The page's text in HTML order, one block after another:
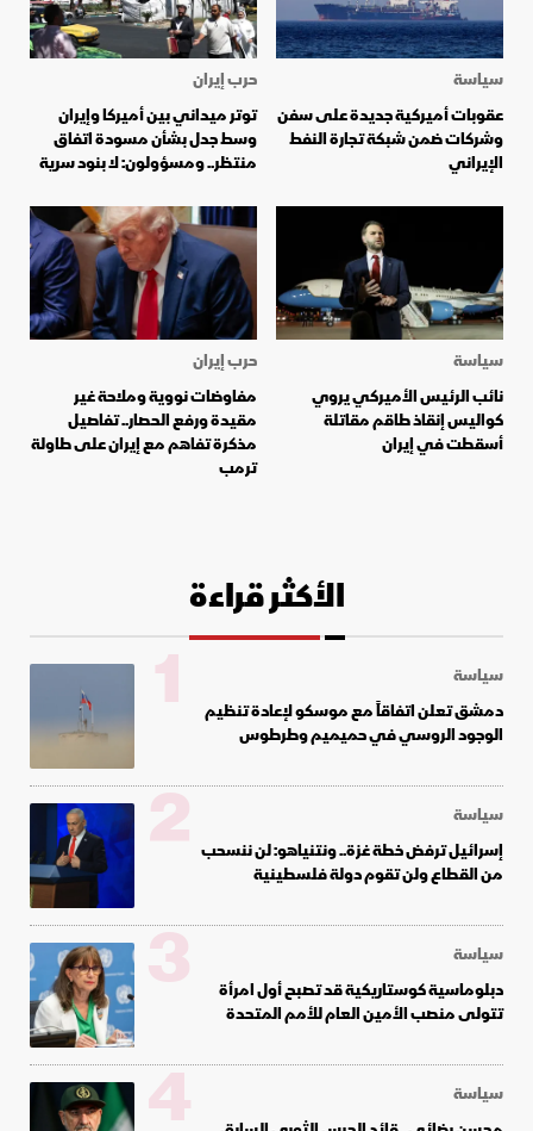
سياسة
عقوبات أميركية جديدة على سفن
وشركات ضمن شبكة تجارة النفط
الإيراني
حرب إيران
توتر ميداني بين أميركا وإيران
وسط جدل بشأن مسودة اتفاق
منتظر.. ومسؤولون: لا بنود سرية
سياسة
نائب الرئيس الأميركي يروي
كواليس إنقاذ طاقم مقاتلة
أسقطت في إيران
حرب إيران
مفاوضات نووية وملاحة غير
مقيدة ورفع الحصار.. تفاصيل
مذكرة تفاهم مع إيران على طاولة
ترمب
الأكثر قراءة
سياسة
دمشق تعلن اتفاقاً مع موسكو لإعادة تنظيم
الوجود الروسي في حميميم وطرطوس
1
سياسة
إسرائيل ترفض خطة غزة.. ونتنياهو: لن ننسحب
من القطاع ولن تقوم دولة فلسطينية
2
سياسة
دبلوماسية كوستاريكية قد تصبح أول امرأة
تتولى منصب الأمين العام للأمم المتحدة
3
سياسة
4